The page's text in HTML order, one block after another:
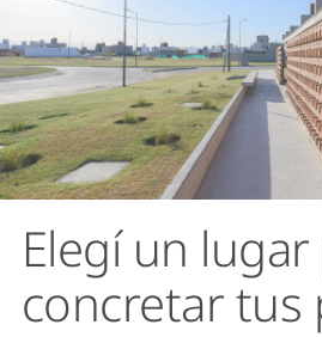
Elegí un
concretar tus